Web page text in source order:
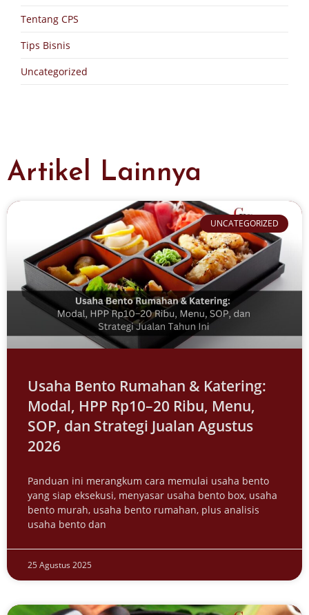
Tentang CPS
Tips Bisnis
Uncategorized
Artikel Lainnya
UNCATEGORIZED
Usaha Bento Rumahan & Katering:
Modal, HPP Rp10–20 Ribu, Menu,
SOP, dan Strategi Jualan Agustus
2026
Panduan ini merangkum cara memulai usaha bento
yang siap eksekusi, menyasar usaha bento box, usaha
bento murah, usaha bento rumahan, plus analisis
usaha bento dan
25 Agustus 2025